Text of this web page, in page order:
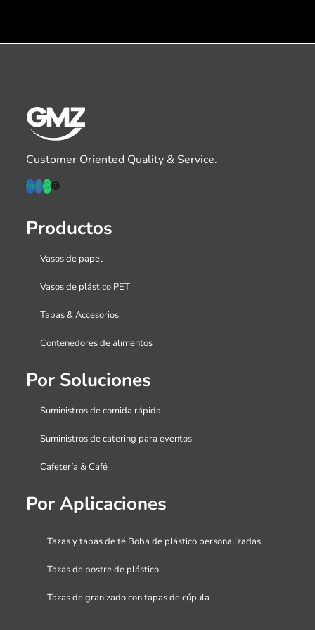
Customer Oriented Quality & Service.
Productos
Vasos de papel
Vasos de plástico PET
Tapas & Accesorios
Contenedores de alimentos
Por Soluciones
Suministros de comida rápida
Suministros de catering para eventos
Cafetería & Café
Por Aplicaciones
Tazas y tapas de té Boba de plástico personalizadas
Tazas de postre de plástico
Tazas de granizado con tapas de cúpula